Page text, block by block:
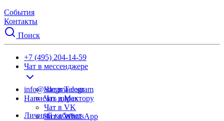
События
Контакты
Поиск
+7 (495) 204-14-59
Чат в мессенджере
Чат в Telegram
Чат в Max
Чат в VK
Чат в WhatsApp
info@adegma.com
Написать директору
Личный кабинет